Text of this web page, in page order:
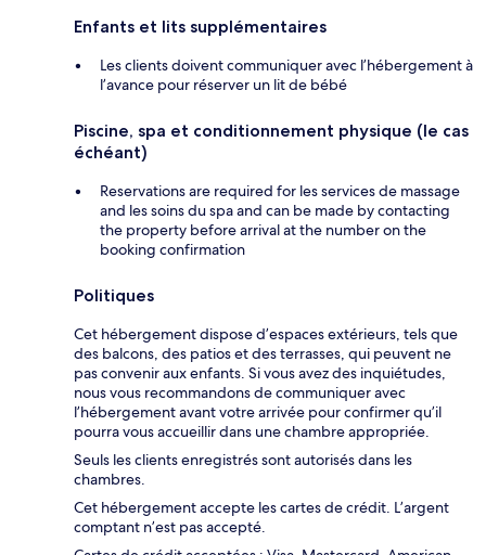
Enfants et lits supplémentaires
Les clients doivent communiquer avec l’hébergement à
l’avance pour réserver un lit de bébé
Piscine, spa et conditionnement physique (le cas
échéant)
Reservations are required for les services de massage
and les soins du spa and can be made by contacting
the property before arrival at the number on the
booking confirmation
Politiques
Cet hébergement dispose d’espaces extérieurs, tels que
des balcons, des patios et des terrasses, qui peuvent ne
pas convenir aux enfants. Si vous avez des inquiétudes,
nous vous recommandons de communiquer avec
l’hébergement avant votre arrivée pour confirmer qu’il
pourra vous accueillir dans une chambre appropriée.
Seuls les clients enregistrés sont autorisés dans les
chambres.
Cet hébergement accepte les cartes de crédit. L’argent
comptant n’est pas accepté.